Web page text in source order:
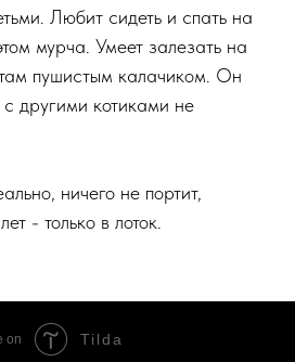
Любит сидеть и спать на
мурча. Умеет залезать на
пушистым калачиком. Он
другими котиками не
ничего не портит,
- только в лоток.
on Tilda